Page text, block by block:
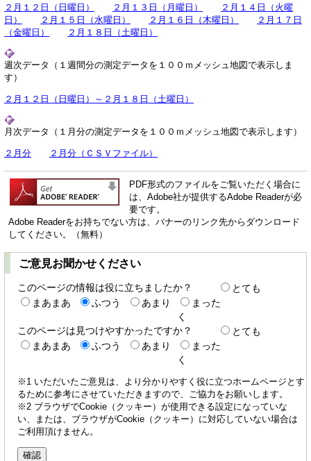
２月１２日（日曜日） ２月１３日（月曜日）
２月１４日（火曜
日）
２月１５日（水曜日） ２月１６日（木曜日）
２月１７日
（金曜日）
２月１８日（土曜日）
週次データ（１週間分の測定データを１００ｍメッシュ地図で表示しま
す）
２月１２日（日曜日）～２月１８日（土曜日）
月次データ（１月分の測定データを１００ｍメッシュ地図で表示します）
２月分 ２月分（ＣＳＶファイル）
PDF形式のファイルをご覧いただく場合に
は、Adobe社が提供するAdobe Readerが必
要です。
Adobe Readerをお持ちでない方は、バナーのリンク先からダウンロード
してください。（無料）
ご意見お聞かせください
このページの情報は役に立ちましたか？
とても
まあまあ
ふつう あまり
まった
く
このページは見つけやすかったですか？
とても
まあまあ
ふつう あまり
まった
く
※1 いただいたご意見は、より分かりやすく役に立つホームページとす
るために参考にさせていただきますので、ご協力をお願いします。
※2 ブラウザでCookie（クッキー）が使用できる設定になっていな
い、または、ブラウザがCookie（クッキー）に対応していない場合は
ご利用頂けません。